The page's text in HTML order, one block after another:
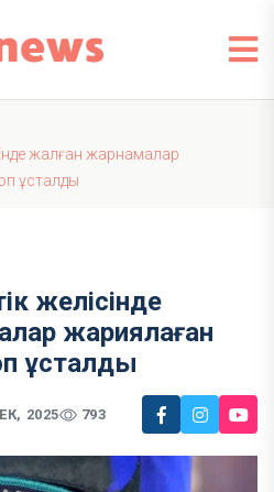
жалған жарнамалар
ұсталды
желісінде
жариялаған
ұсталды
2025 793